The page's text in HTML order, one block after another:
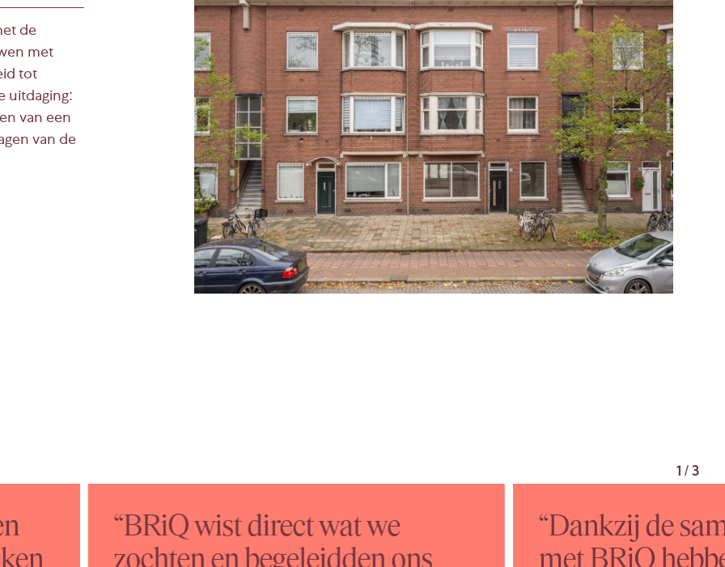
en het efficiënt
zorgeloos.
de
met
tot
uitdaging:
van een
van de
1 / 3
“BRiQ wist direct wat we
zochten en begeleidden ons
“Dankzij de
met BRiQ